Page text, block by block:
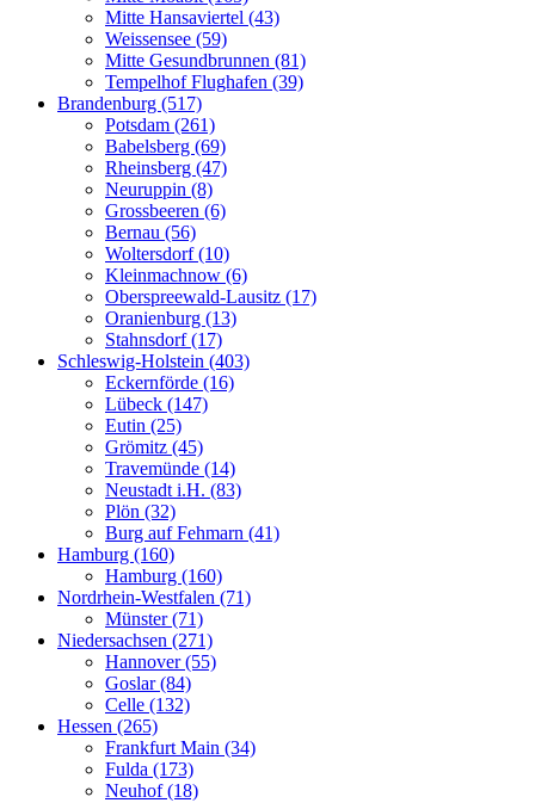
Mitte Hansaviertel (43)
Weissensee (59)
Mitte Gesundbrunnen (81)
Tempelhof Flughafen (39)
Brandenburg (517)
Potsdam (261)
Babelsberg (69)
Rheinsberg (47)
Neuruppin (8)
Grossbeeren (6)
Bernau (56)
Woltersdorf (10)
Kleinmachnow (6)
Oberspreewald-Lausitz (17)
Oranienburg (13)
Stahnsdorf (17)
Schleswig-Holstein (403)
Eckernförde (16)
Lübeck (147)
Eutin (25)
Grömitz (45)
Travemünde (14)
Neustadt i.H. (83)
Plön (32)
Burg auf Fehmarn (41)
Hamburg (160)
Hamburg (160)
Nordrhein-Westfalen (71)
Münster (71)
Niedersachsen (271)
Hannover (55)
Goslar (84)
Celle (132)
Hessen (265)
Frankfurt Main (34)
Fulda (173)
Neuhof (18)